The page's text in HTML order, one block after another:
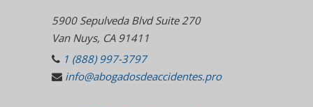
5900 Sepulveda Blvd Suite 270
Van Nuys, CA 91411
1 (888) 997-3797
info@abogadosdeaccidentes.pro